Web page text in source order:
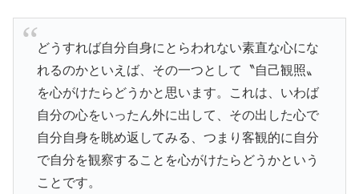
どうすれば自分自身にとらわれない素直な心にな
れるのかといえば、その一つとして〝自己観照〟
を心がけたらどうかと思います。これは、いわば
自分の心をいったん外に出して、その出した心で
自分自身を眺め返してみる、つまり客観的に自分
で自分を観察することを心がけたらどうかという
ことです。